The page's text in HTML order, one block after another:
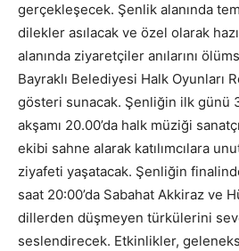
gerçekleşecek. Şenlik alanında
dilekler asılacak ve özel olarak
alanında ziyaretçiler anılarını
Bayraklı Belediyesi Halk Oyunları
gösteri sunacak. Şenliğin ilk günü
akşamı 20.00’da halk müziği
ekibi sahne alarak katılımcılara
ziyafeti yaşatacak. Şenliğin
saat 20:00’da Sabahat Akkiraz ve
dillerden düşmeyen türkülerini
seslendirecek. Etkinlikler,